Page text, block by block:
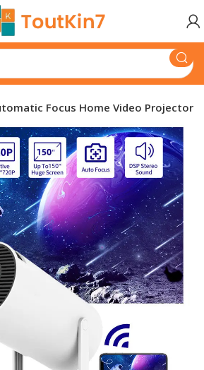
Focus Home Video Projector